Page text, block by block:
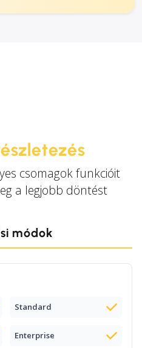
csomagok funkcióit
a legjobb döntést
módok
Standard
Enterprise